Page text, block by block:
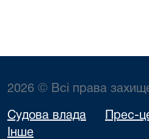
2026 © Всі права
Судова влада Прес-
Інше